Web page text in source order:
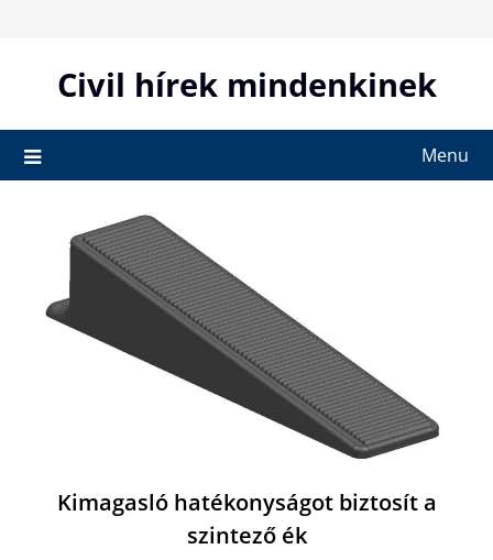
contentCivil hírek mindenkinek
Menu
Kimagasló hatékonyságot biztosít a
szintező ék